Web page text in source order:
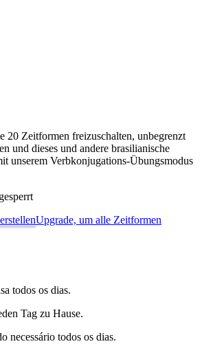
20 Zeitformen freizuschalten, unbegrenzt
und dieses und andere brasilianische
unserem Verbkonjugations-Übungsmodus
Upgrade, um alle Zeitformen
todos os dias.
Tag zu Hause.
necessário todos os dias.